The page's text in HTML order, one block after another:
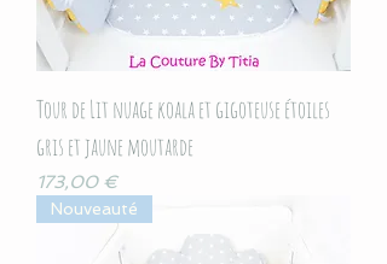
Tour de Lit nuage koala et gigoteuse étoiles
gris et jaune moutarde
Prix
173,00 €
Nouveauté